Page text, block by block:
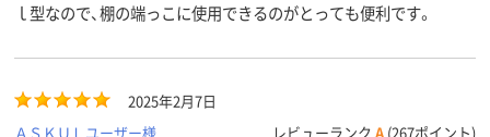
ｌ型なので、棚の端っこに使用できるのがとっても便利です。
2025年2月7日
ＡＳＫＵＬユーザー様
レビューランク A (267ポイント)